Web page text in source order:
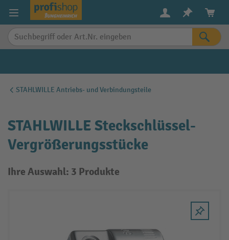
springen
STAHLWILLE Antriebs- und Verbindungsteile
STAHLWILLE Steckschlüssel-
Vergrößerungsstücke
Ihre Auswahl: 3 Produkte